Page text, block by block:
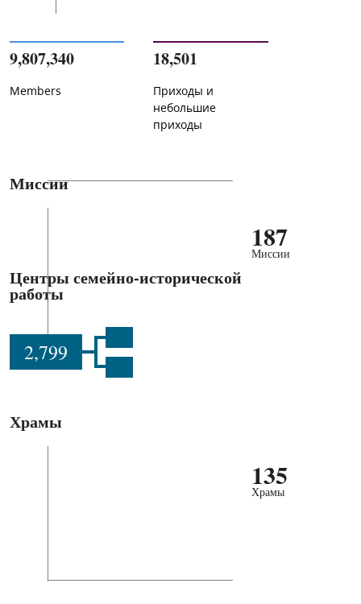
9,807,340
Members
18,501
Приходы и
небольшие
приходы
Миссии
187
Миссии
Центры семейно-исторической
работы
2,799
Храмы
135
Храмы